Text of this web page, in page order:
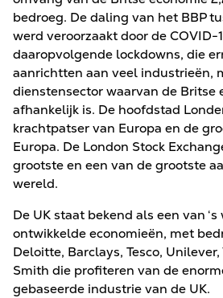
bedroeg. De daling van het BBP
werd veroorzaakt door de
daaropvolgende lockdowns, die
aanrichtten aan veel industrieën,
dienstensector waarvan de Britse
afhankelijk is. De hoofdstad
krachtpatser van Europa en de
Europa. De London Stock
grootste en een van de grootste
wereld.
De UK staat bekend als een van
ontwikkelde economieën, met
Deloitte, Barclays, Tesco,
Smith die profiteren van de
gebaseerde industrie van de UK.